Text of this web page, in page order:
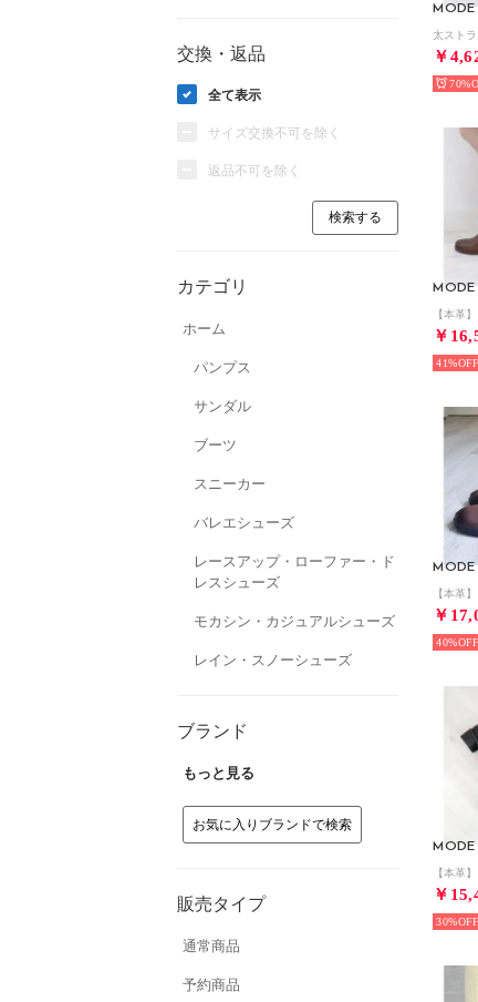
交換・返品
全て表示
サイズ交換不可を除く
返品不可を除く
カテゴリ
ホーム
パンプス
サンダル
ブーツ
スニーカー
バレエシューズ
レースアップ・ローファー・ド
レスシューズ
モカシン・カジュアルシューズ
レイン・スノーシューズ
ブランド
もっと見る
お気に入りブランドで検索
販売タイプ
通常商品
予約商品
MODE
￥
70%
MODE
￥
41%
MODE
￥
40%
MODE
￥
30%